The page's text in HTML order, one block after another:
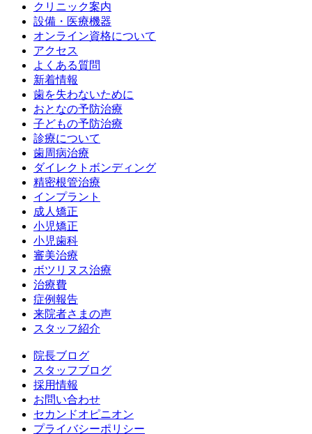
クリニック案内
設備・医療機器
オンライン資格について
アクセス
よくある質問
新着情報
歯を失わないために
おとなの予防治療
子どもの予防治療
診療について
歯周病治療
ダイレクトボンディング
精密根管治療
インプラント
成人矯正
小児矯正
小児歯科
審美治療
ボツリヌス治療
治療費
症例報告
来院者さまの声
スタッフ紹介
院長ブログ
スタッフブログ
採用情報
お問い合わせ
セカンドオピニオン
プライバシーポリシー